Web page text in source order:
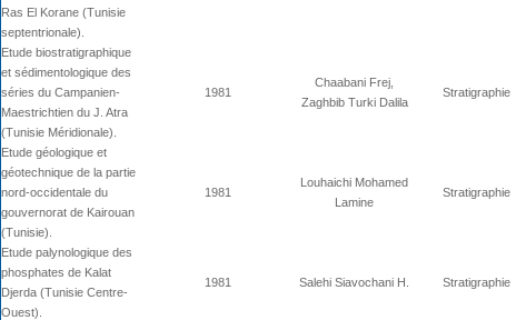
Ras El Korane (Tunisie
septentrionale).
Etude biostratigraphique
et sédimentologique des
séries du Campanien-
Maestrichtien du J. Atra
(Tunisie Méridionale).
1981
Chaabani Frej,
Zaghbib Turki Dalila
Stratigraphie
Etude géologique et
géotechnique de la partie
nord-occidentale du
gouvernorat de Kairouan
(Tunisie).
1981
Louhaichi Mohamed
Lamine
Stratigraphie
Etude palynologique des
phosphates de Kalat
Djerda (Tunisie Centre-
Ouest).
1981 Salehi Siavochani H. Stratigraphie